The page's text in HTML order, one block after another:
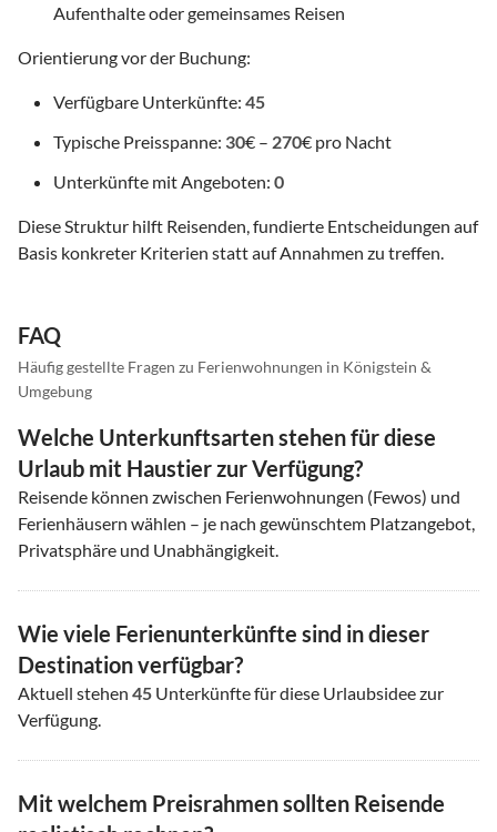
Aufenthalte oder gemeinsames Reisen
Orientierung vor der Buchung:
Verfügbare Unterkünfte: 45
Typische Preisspanne: 30€ – 270€ pro Nacht
Unterkünfte mit Angeboten: 0
Diese Struktur hilft Reisenden, fundierte Entscheidungen auf
Basis konkreter Kriterien statt auf Annahmen zu treffen.
FAQ
Häufig gestellte Fragen zu Ferienwohnungen in Königstein &
Umgebung
Welche Unterkunftsarten stehen für diese
Urlaub mit Haustier zur Verfügung?
Reisende können zwischen Ferienwohnungen (Fewos) und
Ferienhäusern wählen – je nach gewünschtem Platzangebot,
Privatsphäre und Unabhängigkeit.
Wie viele Ferienunterkünfte sind in dieser
Destination verfügbar?
Aktuell stehen 45 Unterkünfte für diese Urlaubsidee zur
Verfügung.
Mit welchem Preisrahmen sollten Reisende